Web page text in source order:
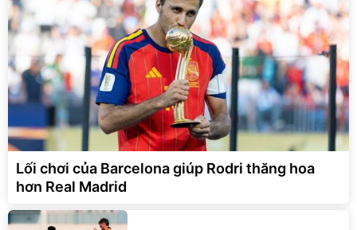
Lối chơi của Barcelona giúp Rodri thăng hoa
hơn Real Madrid